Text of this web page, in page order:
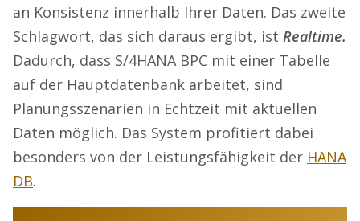
an Konsistenz innerhalb Ihrer Daten. Das zweite
Schlagwort, das sich daraus ergibt, ist Realtime.
Dadurch, dass S/4HANA BPC mit einer Tabelle
auf der Hauptdatenbank arbeitet, sind
Planungsszenarien in Echtzeit mit aktuellen
Daten möglich. Das System profitiert dabei
besonders von der Leistungsfähigkeit der HANA
DB.